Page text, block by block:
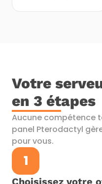
Votre
en 3 étapes
Aucune compétence
panel Pterodactyl
pour vous.
1
Choisissez votre